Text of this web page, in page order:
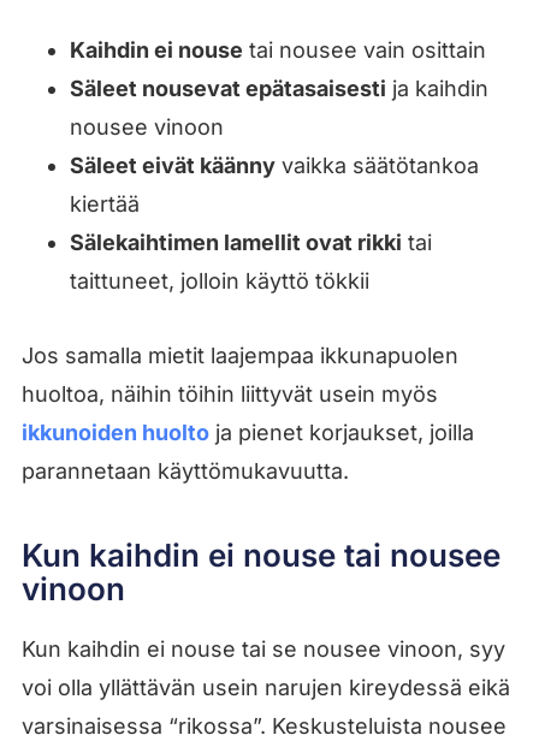
Kaihdin ei nouse tai nousee vain osittain
Säleet nousevat epätasaisesti ja kaihdin
nousee vinoon
Säleet eivät käännyvaikka säätötankoa
kiertää
Sälekaihtimen lamellit ovat rikki tai
taittuneet, jolloin käyttö tökkii
Jos samalla mietit laajempaa ikkunapuolen
huoltoa, näihin töihin liittyvät usein myös
ikkunoiden huoltoja pienet korjaukset, joilla
parannetaan käyttömukavuutta.
Kun kaihdin ei nouse tai nousee
vinoon
Kun kaihdin ei nouse tai se nousee vinoon, syy
voi olla yllättävän usein narujen kireydessä eikä
varsinaisessa “rikossa”. Keskusteluista nousee